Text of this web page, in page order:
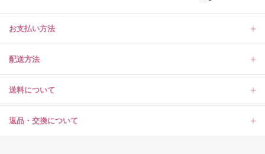
お支払い方法
配送方法
送料について
返品・交換について